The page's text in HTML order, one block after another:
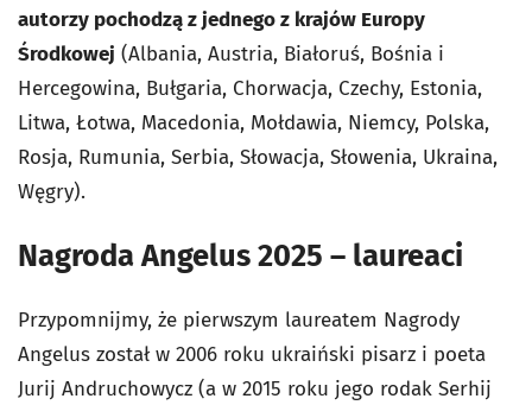
autorzy pochodzą z jednego z krajów Europy
Środkowej (Albania, Austria, Białoruś, Bośnia i
Hercegowina, Bułgaria, Chorwacja, Czechy, Estonia,
Litwa, Łotwa, Macedonia, Mołdawia, Niemcy, Polska,
Rosja, Rumunia, Serbia, Słowacja, Słowenia, Ukraina,
Węgry).
Nagroda Angelus 2025 – laureaci
Przypomnijmy, że pierwszym laureatem Nagrody
Angelus został w 2006 roku ukraiński pisarz i poeta
Jurij Andruchowycz (a w 2015 roku jego rodak Serhij